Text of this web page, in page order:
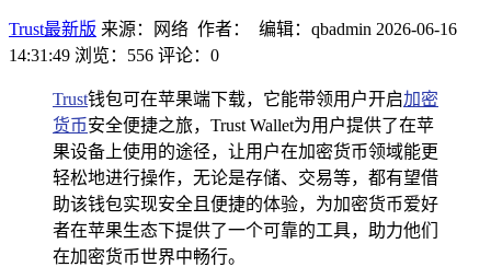
Trust最新版 来源：网络 作者： 编辑：qbadmin 2026-06-16
14:31:49 浏览：556 评论：0
Trust钱包可在苹果端下载，它能带领用户开启加密
货币安全便捷之旅，Trust Wallet为用户提供了在苹
果设备上使用的途径，让用户在加密货币领域能更
轻松地进行操作，无论是存储、交易等，都有望借
助该钱包实现安全且便捷的体验，为加密货币爱好
者在苹果生态下提供了一个可靠的工具，助力他们
在加密货币世界中畅行。